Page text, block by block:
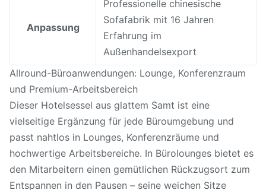
Anpassung
Professionelle chinesische
Sofafabrik mit 16 Jahren
Erfahrung im
Außenhandelsexport
Allround-Büroanwendungen: Lounge, Konferenzraum
und Premium-Arbeitsbereich
Dieser Hotelsessel aus glattem Samt ist eine
vielseitige Ergänzung für jede Büroumgebung und
passt nahtlos in Lounges, Konferenzräume und
hochwertige Arbeitsbereiche. In Bürolounges bietet es
den Mitarbeitern einen gemütlichen Rückzugsort zum
Entspannen in den Pausen – seine weichen Sitze